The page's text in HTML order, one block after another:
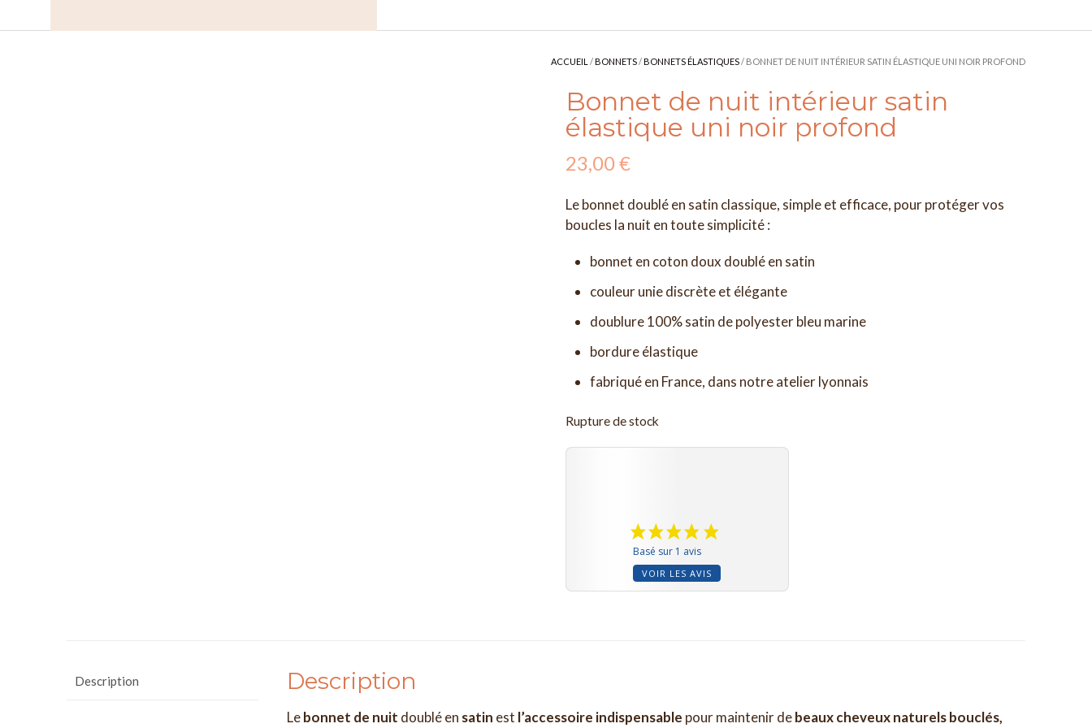
ACCUEIL /BONNETS/BONNETS ÉLASTIQUES/ BONNET DE NUIT INTÉRIEUR SATIN ÉLASTIQUE UNI NOIR PROFOND
Bonnet de nuit intérieur satin
élastique uni noir profond
23,00€
Le bonnet doublé en satin classique, simple et efficace, pour protéger vos
boucles la nuit en toute simplicité :
bonnet en coton doux doublé en satin
couleur unie discrète et élégante
doublure 100% satin de polyester bleu marine
bordure élastique
fabriqué en France, dans notre atelier lyonnais
Rupture de stock
Basé sur 1 avis
VOIR LES AVIS
Description Description
Lebonnet de nuit doublé en satin est l’accessoire indispensable pour maintenir debeaux cheveux naturels bouclés,